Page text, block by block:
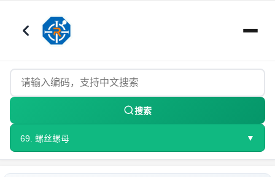
搜索
69. 螺丝螺母 ▼